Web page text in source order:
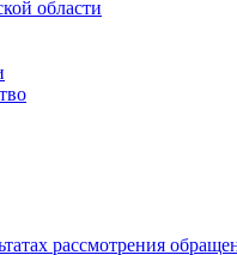
области
рассмотрения